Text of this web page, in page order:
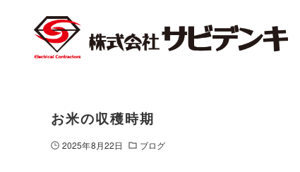
お米の収穫時期
2025年8月22日 ブログ